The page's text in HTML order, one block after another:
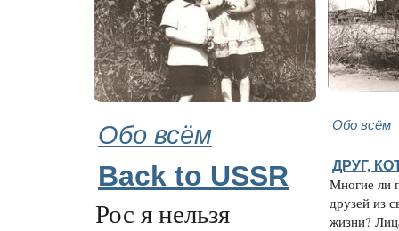
Обо всём Обо всём
Back to USSR
Рос я нельзя
ДРУГ,
Многие ли
друзей из
жизни?